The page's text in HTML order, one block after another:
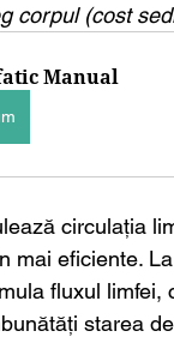
corpul (cost
Manual
circulația
mai eficiente.
fluxul
starea